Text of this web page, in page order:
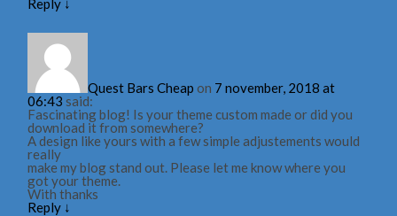
Reply ↓
Quest Bars Cheap on 7 november, 2018 at
06:43 said:
Fascinating blog! Is your theme custom made or did you
download it from somewhere?
A design like yours with a few simple adjustements would
really
make my blog stand out. Please let me know where you
got your theme.
With thanks
Reply ↓